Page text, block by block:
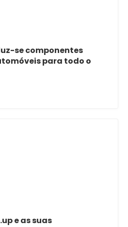
se componentes
para todo o
e as suas